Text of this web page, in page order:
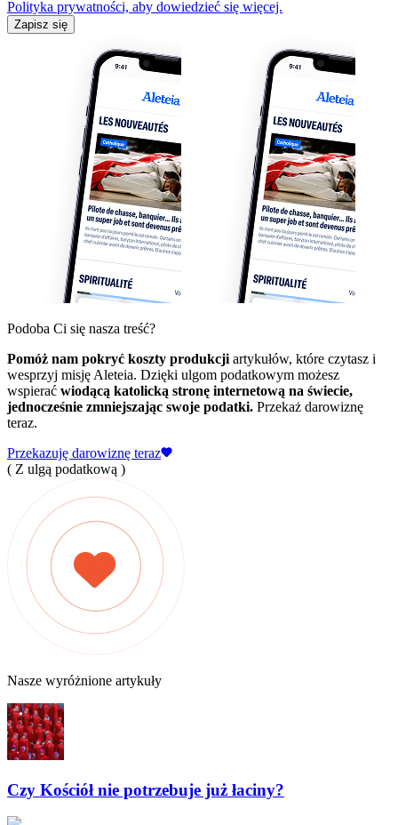
Polityka prywatności, aby dowiedzieć się więcej.
Zapisz się
Podoba Ci się nasza treść?
Pomóż nam pokryć koszty produkcji artykułów, które czytasz i
wesprzyj misję Aleteia. Dzięki ulgom podatkowym możesz
wspierać wiodącą katolicką stronę internetową na świecie,
jednocześnie zmniejszając swoje podatki. Przekaż darowiznę
teraz.
Przekazuję darowiznę teraz
( Z ulgą podatkową )
Nasze wyróżnione artykuły
Czy Kościół nie potrzebuje już łaciny?